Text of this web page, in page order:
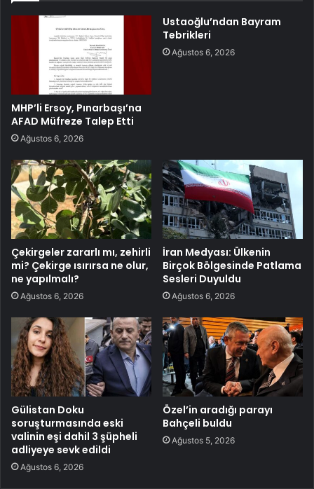
MHP’li Ersoy, Pınarbaşı’na
AFAD Müfreze Talep Etti
Ağustos 6, 2026
Ustaoğlu’ndan Bayram
Tebrikleri
Ağustos 6, 2026
Çekirgeler zararlı mı, zehirli
mi? Çekirge ısırırsa ne olur,
ne yapılmalı?
Ağustos 6, 2026
İran Medyası: Ülkenin
Birçok Bölgesinde Patlama
Sesleri Duyuldu
Ağustos 6, 2026
Gülistan Doku
soruşturmasında eski
valinin eşi dahil 3 şüpheli
adliyeye sevk edildi
Ağustos 6, 2026
Özel’in aradığı parayı
Bahçeli buldu
Ağustos 5, 2026